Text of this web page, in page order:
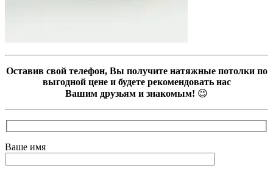
Оставив свой телефон, Вы получите натяжные потолки по
выгодной цене и будете рекомендовать нас
Вашим друзьям и знакомым! 😉
Ваше имя